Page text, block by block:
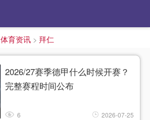
体育资讯 > 拜仁
2026/27赛季德甲什么时候开赛？
完整赛程时间公布
6 2026-07-25